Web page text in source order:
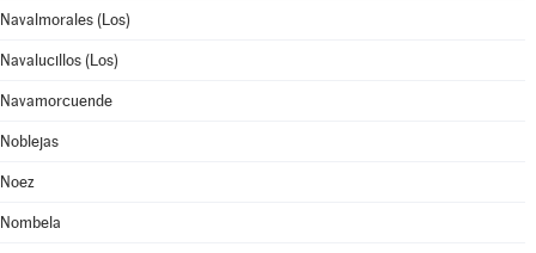
Navalmorales (Los)
Navalucillos (Los)
Navamorcuende
Noblejas
Noez
Nombela